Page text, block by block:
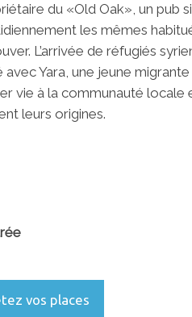
du «Old Oak», un pub
les mêmes
L’arrivée de réfugiés
avec Yara, une jeune
vie à la communauté locale
leurs origines.
vos places